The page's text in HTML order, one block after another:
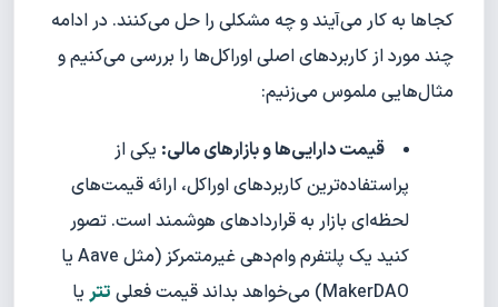
کجاها به کار می‌آیند و چه مشکلی را حل می‌کنند. در ادامه
چند مورد از کاربردهای اصلی اوراکل‌ها را بررسی می‌کنیم و
مثال‌هایی ملموس می‌زنیم:
قیمت دارایی‌ها و بازارهای مالی: یکی از
پراستفاده‌ترین کاربردهای اوراکل، ارائه قیمت‌های
لحظه‌ای بازار به قراردادهای هوشمند است. تصور
کنید یک پلتفرم وام‌دهی غیرمتمرکز (مثل Aave یا
MakerDAO) می‌خواهد بداند قیمت فعلی
تتر یا